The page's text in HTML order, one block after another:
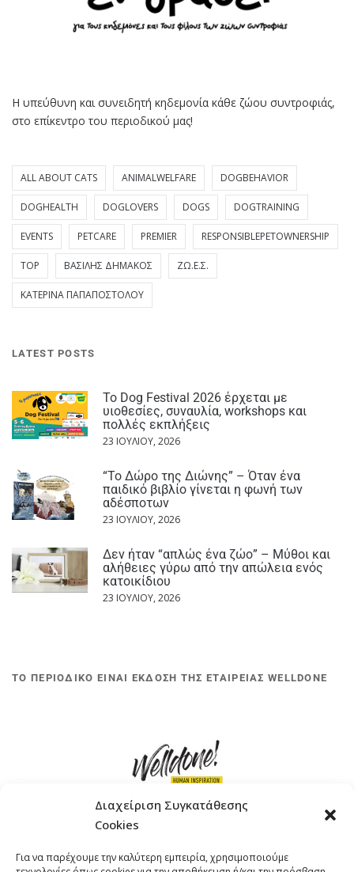
Διαχείριση Συγκατάθεσης
Cookies
Για να παρέχουμε την καλύτερη εμπειρία, χρησιμοποιούμε
Η υπεύθυνη και συνειδητή κηδεμονία κάθε ζώου συντροφιάς,
στο επίκεντρο του περιοδικού μας!
ALL ABOUT CATS ANIMALWELFARE DOGBEHAVIOR
DOGHEALTH DOGLOVERS DOGS DOGTRAINING
EVENTS PETCARE PREMIER RESPONSIBLEPETOWNERSHIP
TOP ΒΑΣΊΛΗΣ ΔΗΜΆΚΟΣ ΖΩ.Ε.Σ.
ΚΑΤΕΡΊΝΑ ΠΑΠΑΠΟΣΤΌΛΟΥ
LATEST POSTS
Το Dog Festival 2026 έρχεται με
υιοθεσίες, συναυλία, workshops και
πολλές εκπλήξεις
23 ΙΟΥΛΊΟΥ, 2026
“Το Δώρο της Διώνης” – Όταν ένα
παιδικό βιβλίο γίνεται η φωνή των
αδέσποτων
23 ΙΟΥΛΊΟΥ, 2026
Δεν ήταν “απλώς ένα ζώο” – Μύθοι και
αλήθειες γύρω από την απώλεια ενός
κατοικίδιου
23 ΙΟΥΛΊΟΥ, 2026
ΤΟ ΠΕΡΙΟΔΙΚΟ ΕΙΝΑΙ ΕΚΔΟΣΗ ΤΗΣ ΕΤΑΙΡΕΙΑΣ WELLDONE
ΤΗΛΕΦΩΝΟ: +30 211 4021758